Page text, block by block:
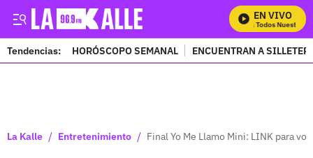
EN VIVO
Mira Todos Nuestros
Tendencias: HORÓSCOPO SEMANAL ENCUENTRAN A
La Kalle / Entretenimiento / Final Yo Me Llamo Mini: LINK para